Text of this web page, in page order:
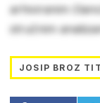
arhiviranim
stručnim
JOSIP BROZ